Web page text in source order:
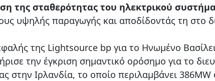
της σταθερότητας του ηλεκτρικού
υψηλής παραγωγής και αποδίδοντάς τη στο
της Lightsource bp για το Ηνωμένο
την έγκριση σημαντικό ορόσημο για το
στην Ιρλανδία, το οποίο περιλαμβάνει